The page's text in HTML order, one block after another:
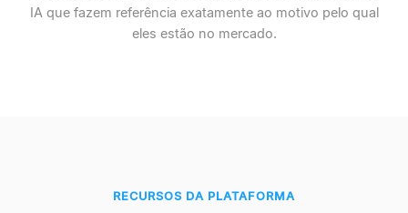
IA que fazem referência exatamente ao motivo pelo qual
eles estão no mercado.
RECURSOS DA PLATAFORMA